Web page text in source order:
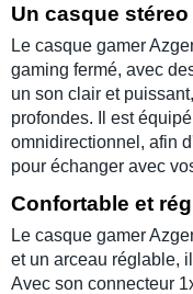
Un casque
Le casque gamer
gaming fermé, avec
un son clair et
profondes. Il est
omnidirectionnel , afin
pour échanger avec
Confortable et
Le casque gamer
et un arceau réglable,
Avec son connecteur